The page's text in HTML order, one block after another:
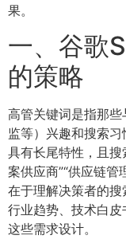
果。
一、谷歌
的策略
高管关键词是指那
监等）兴趣和搜索
具有长尾特性，且
案供应商”“供应链
在于理解决策者的
行业趋势、技术白
这些需求设计。